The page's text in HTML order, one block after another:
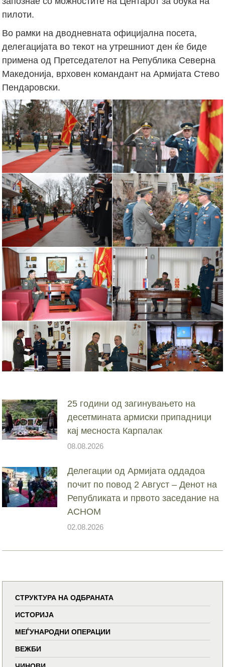
пилоти.
Во рамки на дводневната официјална посета,
делегацијата во текот на утрешниот ден ќе биде
примена од Претседателот на Република Северна
Македонија, врховен командант на Армијата Стево
Пендаровски.
25 години од загинувањето на
десетмината армиски припадници
кај месноста Карпалак
08.08.2026
Делегации од Армијата оддадоа
почит по повод 2 Август – Денот на
Републиката и првото заседание на
АСНОМ
02.08.2026
СТРУКТУРА НА ОДБРАНАТА
ИСТОРИЈА
МЕЃУНАРОДНИ ОПЕРАЦИИ
ВЕЖБИ